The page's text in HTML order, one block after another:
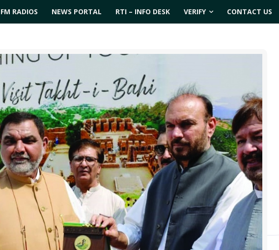
FM RADIOS NEWS PORTAL RTI – INFO DESK VERIFY CONTACT US